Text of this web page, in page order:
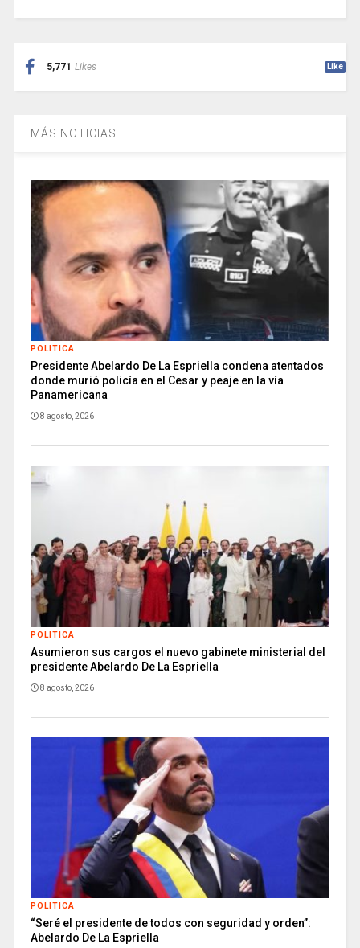
5,771 Likes Like
MÁS NOTICIAS
POLITICA
Presidente Abelardo De La Espriella condena atentados
donde murió policía en el Cesar y peaje en la vía
Panamericana
8 agosto, 2026
POLITICA
Asumieron sus cargos el nuevo gabinete ministerial del
presidente Abelardo De La Espriella
8 agosto, 2026
POLITICA
“Seré el presidente de todos con seguridad y orden”:
Abelardo De La Espriella